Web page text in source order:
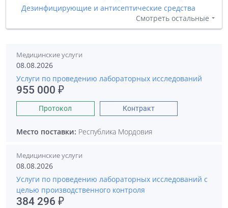
Дезинфицирующие и антисептические средства
Смотреть остальные
Медицинские услуги
08.08.2026
Услуги по проведению лабораторных исследований
955 000 ₽
Протокол Контракт
Место поставки: Республика Мордовия
Медицинские услуги
08.08.2026
Услуги по проведению лабораторных исследований с
целью производственного контроля
384 296 ₽